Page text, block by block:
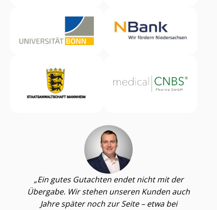
Ein gutes Gutachten endet nicht mit der
Übergabe. Wir stehen unseren Kunden auch
Jahre später noch zur Seite – etwa bei